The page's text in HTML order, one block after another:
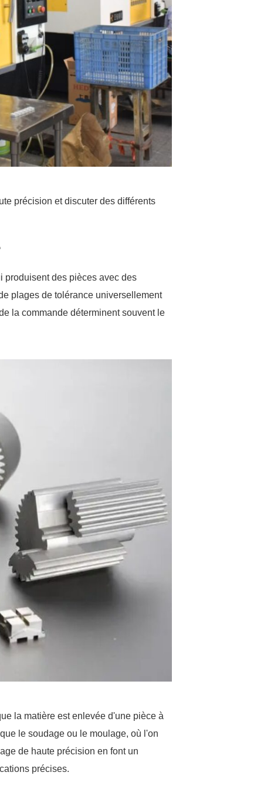
précision et discuter des différents
produisent des pièces avec des
plages de tolérance universellement
la commande déterminent souvent le
la matière est enlevée d'une pièce à
le soudage ou le moulage, où l'on
de haute précision en font un
précises.